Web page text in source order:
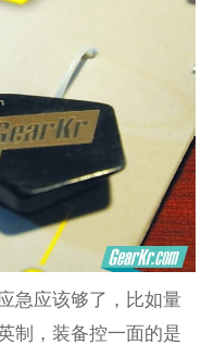
急应该够了，比如量
制，装备控一面的是